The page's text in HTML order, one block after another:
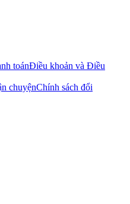
toánĐiều khoản và Điều
chuyệnChính sách đổi